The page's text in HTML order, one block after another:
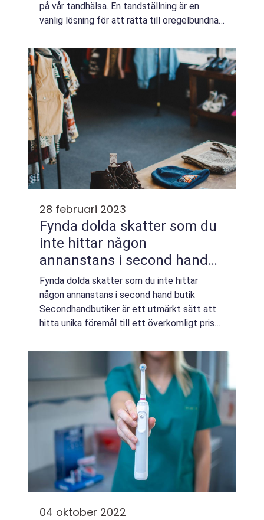
på vår tandhälsa. En tandställning är en
vanlig lösning för att rätta till oregelbundna
28 februari 2023
Fynda dolda skatter som du
inte hittar någon
annanstans i second hand
butik
Fynda dolda skatter som du inte hittar
någon annanstans i second hand butik
Secondhandbutiker är ett utmärkt sätt att
hitta unika föremål till ett överkomligt pris
fynd...
04 oktober 2022